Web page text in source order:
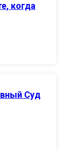
когда
Суд